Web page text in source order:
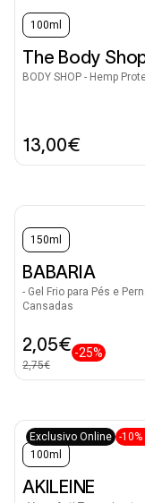
100ml
The Body
BODY SHOP - Hemp
13,00€
150ml
BABARIA
- Gel Frio para Pés e
Cansadas
2,05€
2,75€
-25%
Exclusivo Online -10%
100ml
AKILEINE